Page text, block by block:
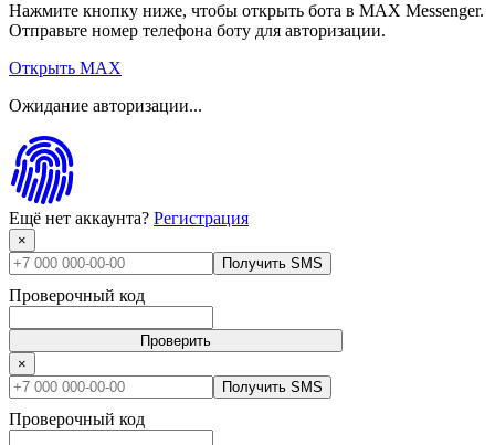
Нажмите кнопку ниже, чтобы открыть бота в MAX Messenger.
Отправьте номер телефона боту для авторизации.
Открыть MAX
Ожидание авторизации...
Ещё нет аккаунта? Регистрация
×
Получить SMS
Проверочный код
Проверить
×
Получить SMS
Проверочный код